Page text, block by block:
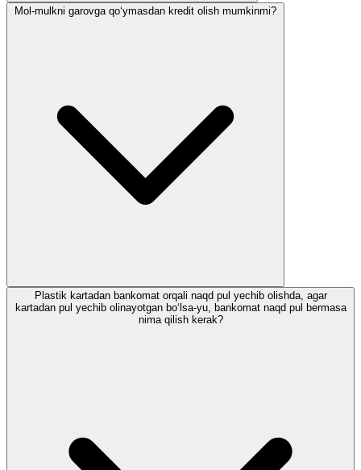
Mol-mulkni garovga qo‘ymasdan kredit olish mumkinmi?
Plastik kartadan bankomat orqali naqd pul yechib olishda, agar
kartadan pul yechib olinayotgan bo‘lsa-yu, bankomat naqd pul bermasa
nima qilish kerak?